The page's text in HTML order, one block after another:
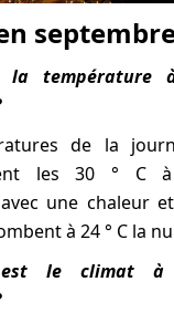
la température
de la
les 30 ° C
une chaleur
à 24 ° C la
est le climat